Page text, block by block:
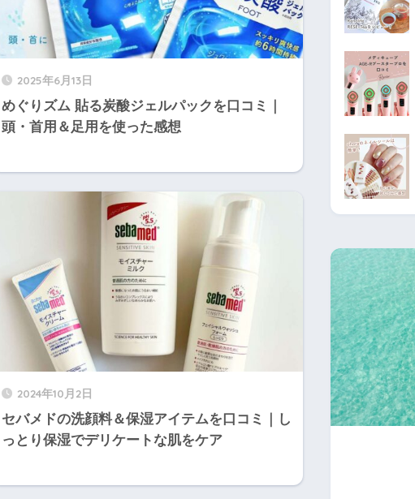
2025年6月13日
めぐりズム 貼る炭酸ジェルパックを口コミ｜
頭・首用＆足用を使った感想
2024年10月2日
セバメドの洗顔料＆保湿アイテムを口コミ｜し
っとり保湿でデリケートな肌をケア